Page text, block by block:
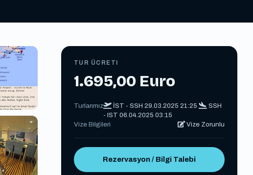
TUR ÜCRETI
1.695,00 Euro
Turlarımız İST - SSH 29.03.2025 21:25
SSH
- IST 06.04.2025 03:15
Vize Bilgileri
Vize Zorunlu
Rezervasyon / Bilgi Talebi